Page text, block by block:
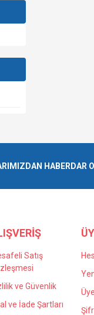
Satış
ve Güvenlik
ve İade Şartları